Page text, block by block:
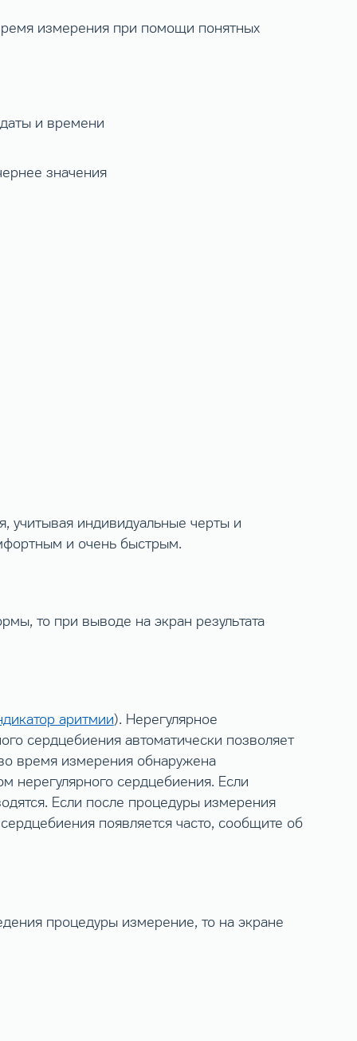
измерения при помощи понятных
и времени
значения
учитывая индивидуальные черты и
и очень быстрым.
то при выводе на экран результата
аритмии). Нерегулярное
сердцебиения автоматически позволяет
время измерения обнаружена
нерегулярного сердцебиения. Если
Если после процедуры измерения
появляется часто, сообщите об
процедуры измерение, то на экране